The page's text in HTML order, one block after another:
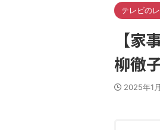
テレビの
【
柳徹
2025年1